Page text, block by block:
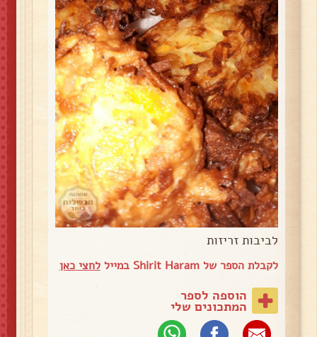
לביבות זריזות
לקבלת הספר של Shirit Haram במייל לחצי כאן
הוספה לספר
המתכונים שלי